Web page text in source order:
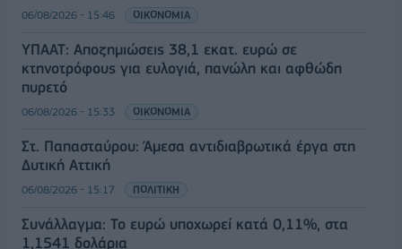
06/08/2026 - 15:46 ΟΙΚΟΝΟΜΙΑ
ΥΠΑΑΤ: Αποζημιώσεις 38,1 εκατ. ευρώ σε
κτηνοτρόφους για ευλογιά, πανώλη και αφθώδη
πυρετό
06/08/2026 - 15:33 ΟΙΚΟΝΟΜΙΑ
Στ. Παπασταύρου: Άμεσα αντιδιαβρωτικά έργα στη
Δυτική Αττική
06/08/2026 - 15:17 ΠΟΛΙΤΙΚΗ
Συνάλλαγμα: Το ευρώ υποχωρεί κατά 0,11%, στα
1,1541 δολάρια